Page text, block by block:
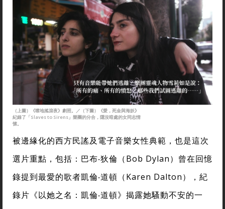
（上圖）《噤地搖滾夜》劇照。／（下圖）《愛，死金與海妖》
紀錄了「Slaves to Sirens」樂團的分合，隱沒暗處的女同志情
愫。
被邊緣化的西方民謠及電子音樂女性典範，也是這次
選片重點，包括：巴布‧狄倫（Bob Dylan）曾在回憶
錄提到最愛的歌者凱倫‧道頓（Karen Dalton），紀
錄片《以她之名：凱倫‧道頓》揭露她騷動不安的一